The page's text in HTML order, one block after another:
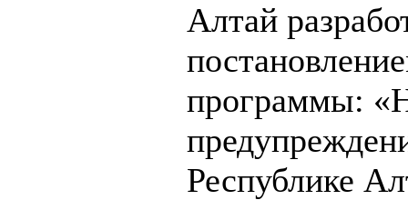
Алтай
программы:
Республике